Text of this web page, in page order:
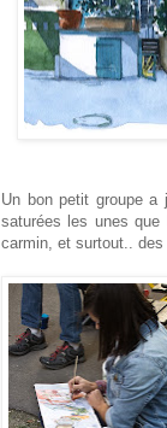
Un bon petit groupe
saturées les unes
carmin, et surtout..